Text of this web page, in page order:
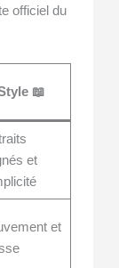
officiel du
📖
et
et